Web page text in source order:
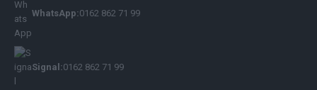
WhatsApp:0162 862 71 99
Signal:0162 862 71 99